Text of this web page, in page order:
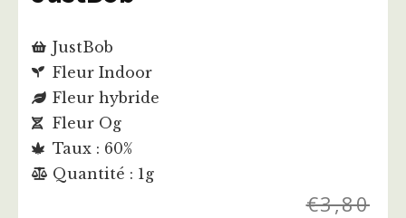
JustBob
Fleur Indoor
Fleur hybride
Fleur Og
Taux : 60%
Quantité : 1g
€3,80